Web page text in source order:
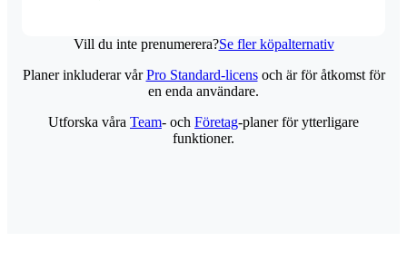
Vill du inte prenumerera?Se fler köpalternativ
Planer inkluderar vårPro Standard-licensoch är för åtkomst för
en enda användare.
Utforska våra Team- och Företag-planer för ytterligare
funktioner.